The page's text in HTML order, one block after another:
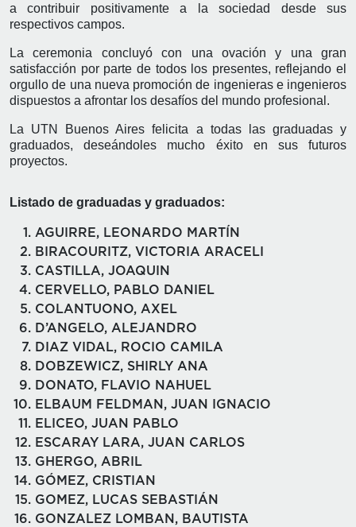
a contribuir positivamente a la sociedad desde sus
respectivos campos.
La ceremonia concluyó con una ovación y una gran
satisfacción por parte de todos los presentes, reflejando el
orgullo de una nueva promoción de ingenieras e ingenieros
dispuestos a afrontar los desafíos del mundo profesional.
La UTN Buenos Aires felicita a todas las graduadas y
graduados, deseándoles mucho éxito en sus futuros
proyectos.
Listado de graduadas y graduados:
AGUIRRE, LEONARDO MARTÍN
BIRACOURITZ, VICTORIA ARACELI
CASTILLA, JOAQUIN
CERVELLO, PABLO DANIEL
COLANTUONO, AXEL
D’ANGELO, ALEJANDRO
DIAZ VIDAL, ROCIO CAMILA
DOBZEWICZ, SHIRLY ANA
DONATO, FLAVIO NAHUEL
ELBAUM FELDMAN, JUAN IGNACIO
ELICEO, JUAN PABLO
ESCARAY LARA, JUAN CARLOS
GHERGO, ABRIL
GÓMEZ, CRISTIAN
GOMEZ, LUCAS SEBASTIÁN
GONZALEZ LOMBAN, BAUTISTA